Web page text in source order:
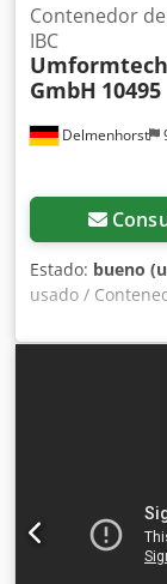
Delmenhorst
Contenedor
IBC
GmbH 10495
Estado: bueno
usado /
productos
para el
Número de
Ancho total:
1000 mm
exteriores: